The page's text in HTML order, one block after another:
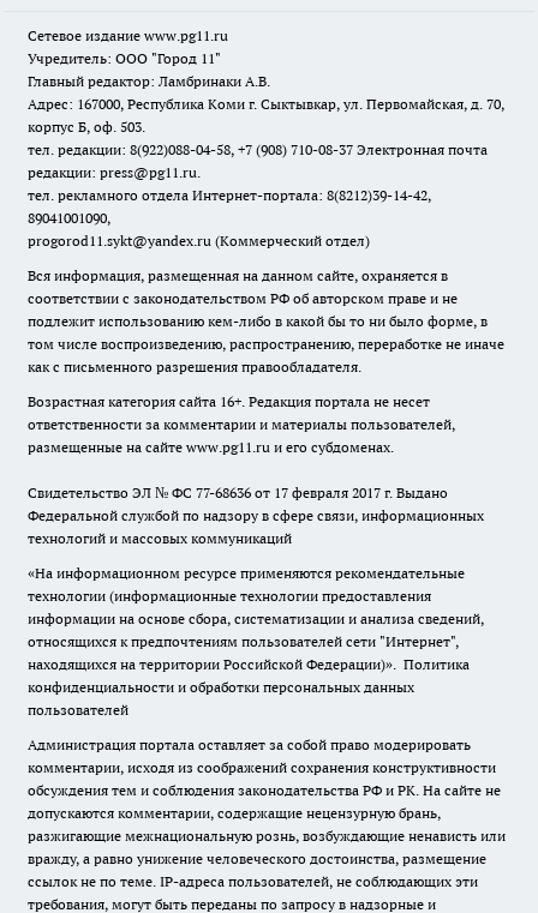
Сетевое издание www.pg11.ru
Учредитель: ООО "Город 11"
Главный редактор: Ламбринаки А.В.
Адрес: 167000, Республика Коми г. Сыктывкар, ул. Первомайская, д. 70,
корпус Б, оф. 503.
тел. редакции: 8(922)088-04-58, +7 (908) 710-08-37 Электронная почта
редакции: press@pg11.ru.
тел. рекламного отдела Интернет-портала: 8(8212)39-14-42,
89041001090,
progorod11.sykt@yandex.ru (Коммерческий отдел)
Вся информация, размещенная на данном сайте, охраняется в
соответствии с законодательством РФ об авторском праве и не
подлежит использованию кем-либо в какой бы то ни было форме, в
том числе воспроизведению, распространению, переработке не иначе
как с письменного разрешения правообладателя.
Возрастная категория сайта 16+. Редакция портала не несет
ответственности за комментарии и материалы пользователей,
размещенные на сайте www.pg11.ru и его субдоменах.
Свидетельство ЭЛ № ФС 77-68636 от 17 февраля 2017 г. Выдано
Федеральной службой по надзору в сфере связи, информационных
технологий и массовых коммуникаций
«На информационном ресурсе применяются рекомендательные
технологии (информационные технологии предоставления
информации на основе сбора, систематизации и анализа сведений,
относящихся к предпочтениям пользователей сети "Интернет",
находящихся на территории Российской Федерации)». Политика
конфиденциальности и обработки персональных данных
пользователей
Администрация портала оставляет за собой право модерировать
комментарии, исходя из соображений сохранения конструктивности
обсуждения тем и соблюдения законодательства РФ и РК. На сайте не
допускаются комментарии, содержащие нецензурную брань,
разжигающие межнациональную рознь, возбуждающие ненависть или
вражду, а равно унижение человеческого достоинства, размещение
ссылок не по теме. IP-адреса пользователей, не соблюдающих эти
требования, могут быть переданы по запросу в надзорные и